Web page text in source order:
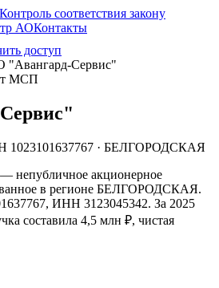
Контроль соответствия закону
АОКонтакты
доступ
"Авангард-Сервис"
МСП
1023101637767 · БЕЛГОРОДСКАЯ
непубличное акционерное
в регионе БЕЛГОРОДСКАЯ.
ИНН 3123045342. За 2025
составила 4,5 млн ₽, чистая